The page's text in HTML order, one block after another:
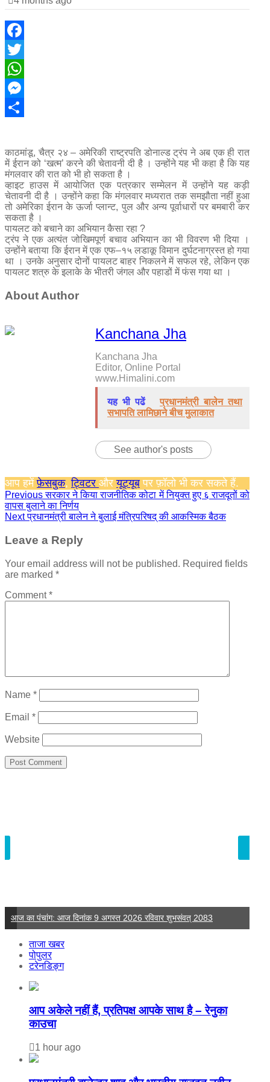
Facebook
Twitter
WhatsApp
Messenger
काठमांडू, चैत्र २४ – अमेरिकी राष्ट्रपति डोनाल्ड ट्रंप ने अब एक ही रात
में ईरान को ‘खत्म’ करने की चेतावनी दी है । उन्होंने यह भी कहा है कि यह
मंगलवार की रात को भी हो सकता है ।
व्हाइट हाउस में आयोजित एक पत्रकार सम्मेलन में उन्होंने यह कड़ी
चेतावनी दी है । उन्होंने कहा कि मंगलवार मध्यरात तक समझौता नहीं हुआ
तो अमेरिका ईरान के ऊर्जा प्लान्ट, पुल और अन्य पूर्वाधारों पर बमबारी कर
सकता है ।
पायलट को बचाने का अभियान कैसा रहा ?
ट्रंप ने एक अत्यंत जोखिमपूर्ण बचाव अभियान का भी विवरण भी दिया ।
उन्होंने बताया कि ईरान में एक एफ–१५ लडाकू विमान दुर्घटनाग्रस्त हो गया
था । उनके अनुसार दोनों पायलट बाहर निकलने में सफल रहे, लेकिन एक
पायलट शत्रु के इलाके के भीतरी जंगल और पहाडों में फंस गया था ।
About Author
Kanchana Jha
Kanchana Jha
Editor, Online Portal
www.Himalini.com
यह भी पढें
प्रधानमंत्री बालेन तथा
सभापति लामिछाने बीच मुलाकात
See author's posts
आप हमेंफ़ेसबुक,ट्विटर औरयूट्यूब पर फ़ॉलो भी कर सकते हैं.
Continue
Reading
Previousसरकार ने किया राजनीतिक कोटा में नियुक्त हुए ६ राजदूतों को
वापस बुलाने का निर्णय
Nextप्रधानमंत्री बालेन ने बुलाई मंत्रिपरिषद् की आकस्मिक बैठक
Leave a Reply
Your email address will not be published. Required fields
are marked *
Comment*
Name *
Email *
Website
आज का पंचांग: आज दिनांक 9 अगस्त 2026 रविवार शुभसंवत् 2083
ताजा खबर
पोपुलर
टरेनडिङ्ग
आप अकेले नहीं हैं, प्रतिपक्ष आपके साथ है – रेनुका
काउचा
1 hour ago